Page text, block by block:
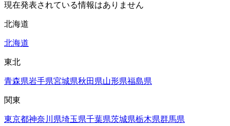
現在発表されている情報はありません
北海道
北海道
東北
青森県岩手県宮城県秋田県山形県福島県
関東
東京都神奈川県埼玉県千葉県茨城県栃木県群馬県